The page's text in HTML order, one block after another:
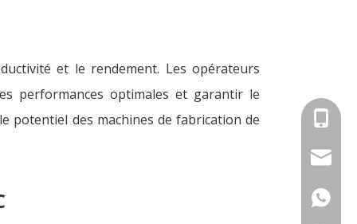
et le rendement. Les opérateurs
performances optimales et garantir le
potentiel des machines de fabrication de
+86-
+86-